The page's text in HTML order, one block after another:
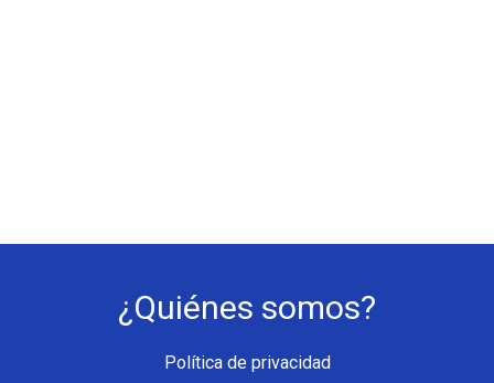
¿Quiénes somos?
Política de privacidad